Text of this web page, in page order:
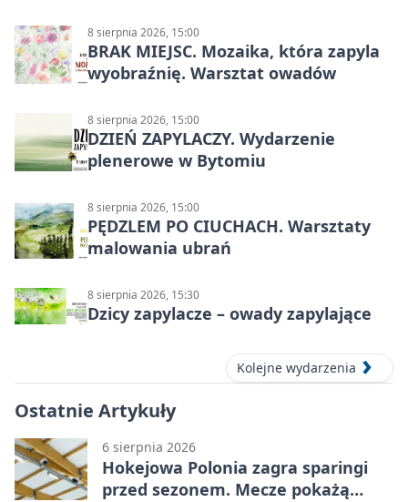
8 sierpnia 2026, 15:00
BRAK MIEJSC. Mozaika, która zapyla
wyobraźnię. Warsztat owadów
8 sierpnia 2026, 15:00
DZIEŃ ZAPYLACZY. Wydarzenie
plenerowe w Bytomiu
8 sierpnia 2026, 15:00
PĘDZLEM PO CIUCHACH. Warsztaty
malowania ubrań
8 sierpnia 2026, 15:30
Dzicy zapylacze – owady zapylające
Kolejne wydarzenia
Ostatnie Artykuły
6 sierpnia 2026
Hokejowa Polonia zagra sparingi
przed sezonem. Mecze pokażą